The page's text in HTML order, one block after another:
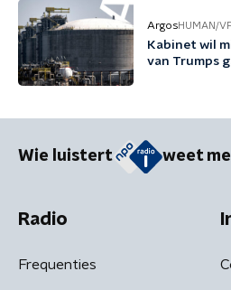
ArgosHUMAN/
Kabinet wil
van Trumps
Wie luistert weet
Radio
Frequenties